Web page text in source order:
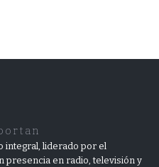
integral, liderado por el
presencia en radio, televisión y